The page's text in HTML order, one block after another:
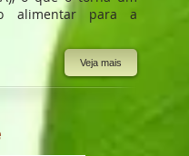
alimentar para a
Veja mais